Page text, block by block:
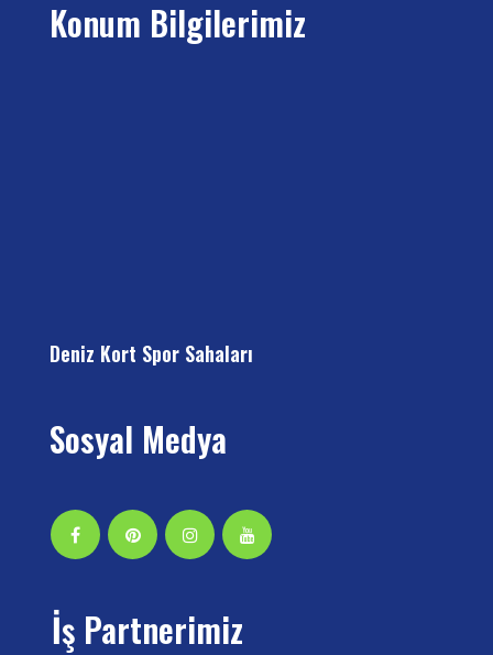
Konum Bilgilerimiz
Deniz Kort Spor Sahaları
Sosyal Medya
İş Partnerimiz